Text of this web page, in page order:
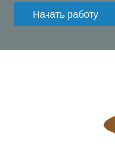
Начать работу